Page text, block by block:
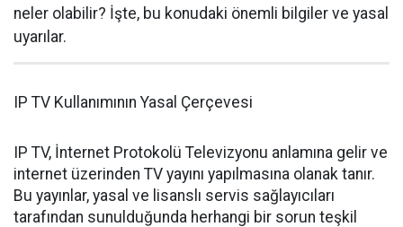
neler olabilir? İşte, bu konudaki önemli bilgiler ve yasal
uyarılar.
IP TV Kullanımının Yasal Çerçevesi
IP TV, İnternet Protokolü Televizyonu anlamına gelir ve
internet üzerinden TV yayını yapılmasına olanak tanır.
Bu yayınlar, yasal ve lisanslı servis sağlayıcıları
tarafından sunulduğunda herhangi bir sorun teşkil